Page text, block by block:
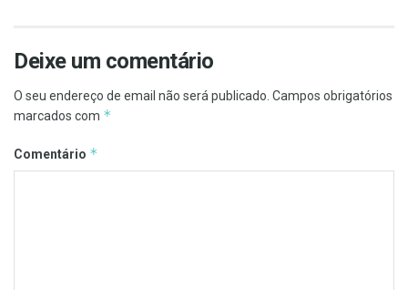
Deixe um comentário
O seu endereço de email não será publicado. Campos obrigatórios
marcados com *
Comentário *